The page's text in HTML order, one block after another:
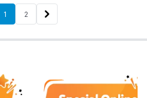
1 2